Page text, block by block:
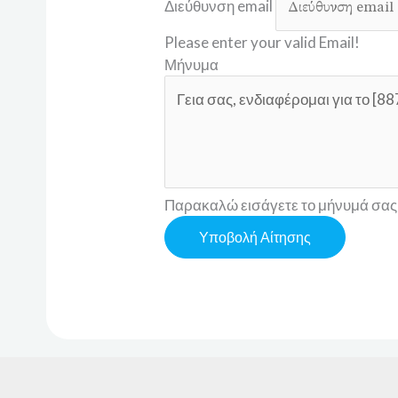
Διεύθυνση email
Please enter your valid Email!
Μήνυμα
Παρακαλώ εισάγετε το μήνυμά
Υποβολή Αίτησης